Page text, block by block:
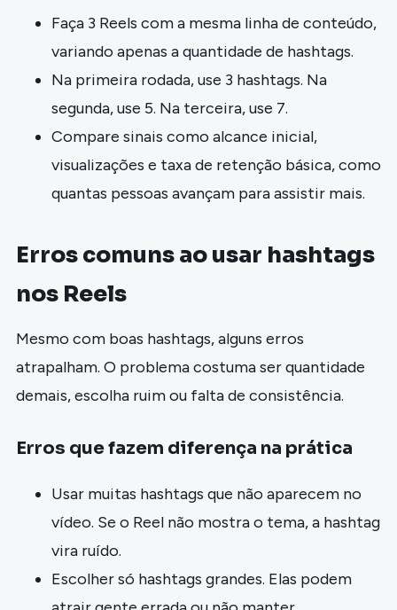
Faça 3 Reels com a mesma linha de conteúdo,
variando apenas a quantidade de hashtags.
Na primeira rodada, use 3 hashtags. Na
segunda, use 5. Na terceira, use 7.
Compare sinais como alcance inicial,
visualizações e taxa de retenção básica, como
quantas pessoas avançam para assistir mais.
Erros comuns ao usar hashtags
nos Reels
Mesmo com boas hashtags, alguns erros
atrapalham. O problema costuma ser quantidade
demais, escolha ruim ou falta de consistência.
Erros que fazem diferença na prática
Usar muitas hashtags que não aparecem no
vídeo. Se o Reel não mostra o tema, a hashtag
vira ruído.
Escolher só hashtags grandes. Elas podem